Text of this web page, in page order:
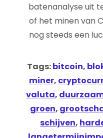
batenanalyse uit
of het minen van
nog steeds een
Tags:bitcoin,
miner,
valuta,
groen,
schijven,